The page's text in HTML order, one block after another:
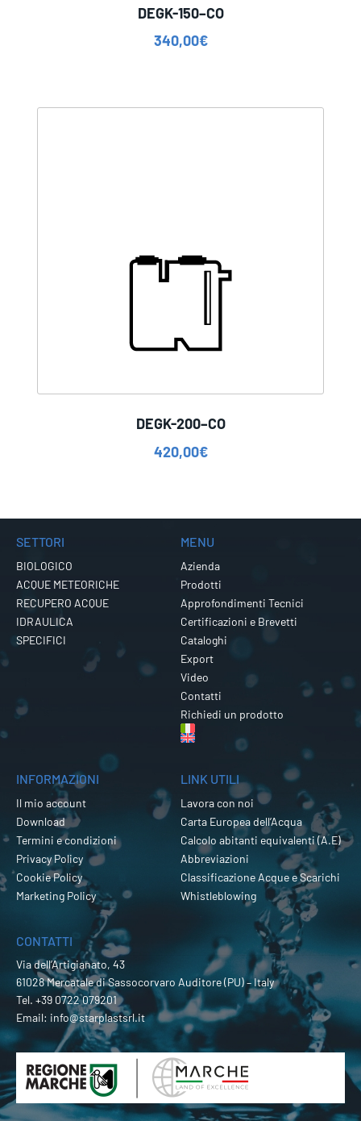
DEGK-150–CO
340,00€
DEGK-200–CO
420,00€
SETTORI
BIOLOGICO
ACQUE METEORICHE
RECUPERO ACQUE
IDRAULICA
SPECIFICI
MENU
Azienda
Prodotti
Approfondimenti Tecnici
Certificazioni e Brevetti
Cataloghi
Export
Video
Contatti
Richiedi un prodotto
INFORMAZIONI
Il mio account
Download
Termini e condizioni
Privacy Policy
Cookie Policy
Marketing Policy
LINK UTILI
Lavora con noi
Carta Europea dell’Acqua
Calcolo abitanti equivalenti (A.E)
Abbreviazioni
Classificazione Acque e Scarichi
Whistleblowing
CONTATTI
Via dell’Artigianato, 43
61028 Mercatale di Sassocorvaro Auditore (PU) – Italy
Tel. +39 0722 079201
Email: info@starplastsrl.it